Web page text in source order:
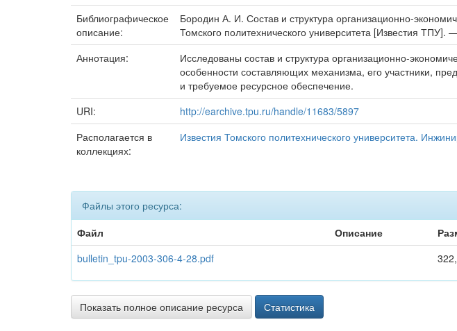
Библиографическое
описание:
Бородин А. И. Состав и структура организационно-
Томского политехнического университета [Известия
Аннотация:
Исследованы состав и структура организационно-
особенности составляющих механизма, его участники,
и требуемое ресурсное обеспечение.
URI:
http://earchive.tpu.ru/handle/11683/5897
Располагается в
коллекциях:
Известия Томского политехнического университета.
Файлы этого ресурса:
Файл
Описание
bulletin_tpu-2003-306-4-28.pdf
Показать полное описание ресурса Статистика